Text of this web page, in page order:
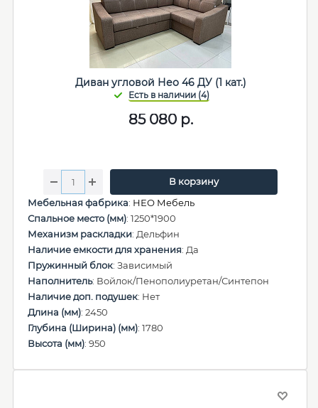
Диван угловой Нео 46 ДУ (1 кат.)
85 080р.
В корзину
Мебельная фабрика: НЕО Мебель
Спальное место (мм): 1250*1900
Механизм раскладки: Дельфин
Наличие емкости для хранения: Да
Пружинный блок: Зависимый
Наполнитель: Войлок/Пенополиуретан/Синтепон
Наличие доп. подушек: Нет
Длина (мм): 2450
Глубина (Ширина) (мм): 1780
Высота (мм): 950